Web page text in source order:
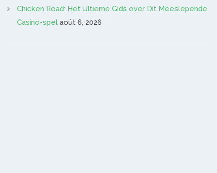
Chicken Road: Het Ultieme Gids over Dit Meeslepende
Casino-spel août 6, 2026